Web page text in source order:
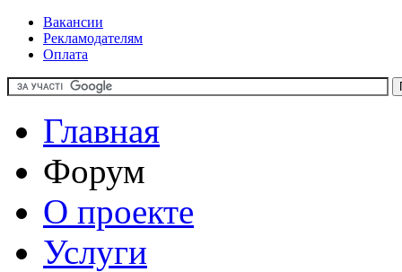
Вакансии
Рекламодателям
Оплата
Главная
Форум
О проекте
Услуги